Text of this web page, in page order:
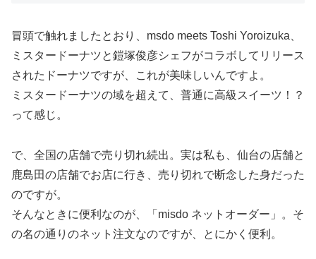
冒頭で触れましたとおり、msdo meets Toshi Yoroizuka、
ミスタードーナツと鎧塚俊彦シェフがコラボしてリリース
されたドーナツですが、これが美味しいんですよ。
ミスタードーナツの域を超えて、普通に高級スイーツ！？
って感じ。
で、全国の店舗で売り切れ続出。実は私も、仙台の店舗と
鹿島田の店舗でお店に行き、売り切れで断念した身だった
のですが。
そんなときに便利なのが、「misdo ネットオーダー」。そ
の名の通りのネット注文なのですが、とにかく便利。